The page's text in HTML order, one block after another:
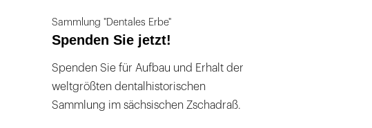
Sammlung "Dentales Erbe"
Spenden Sie jetzt!
Spenden Sie für Aufbau und Erhalt der
weltgrößten dentalhistorischen
Sammlung im sächsischen Zschadraß.